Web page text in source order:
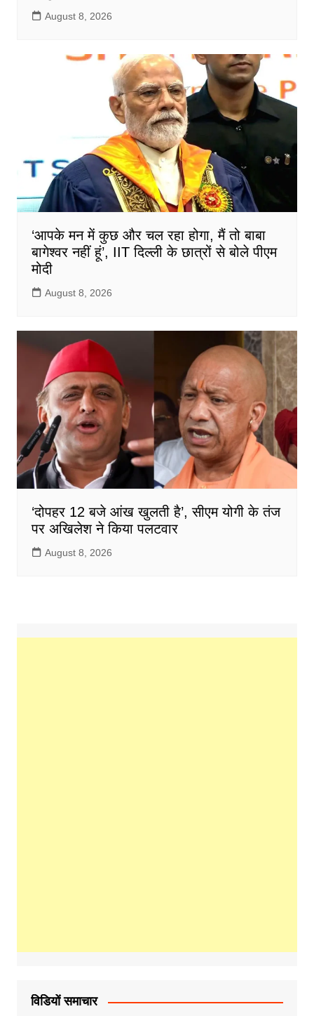
August 8, 2026
‘आपके मन में कुछ और चल रहा होगा, मैं तो बाबा
बागेश्वर नहीं हूं’, IIT दिल्ली के छात्रों से बोले पीएम
मोदी
August 8, 2026
‘दोपहर 12 बजे आंख खुलती है’, सीएम योगी के तंज
पर अखिलेश ने किया पलटवार
August 8, 2026
विडियों समाचार